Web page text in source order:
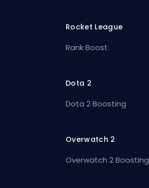
Rocket League
Rank Boost
Dota 2
Dota 2 Boosting
Overwatch 2
Overwatch 2 Boosting